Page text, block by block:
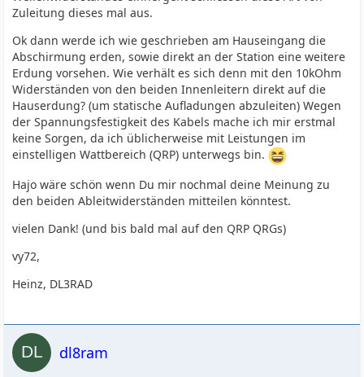
Zuleitung dieses mal aus.
Ok dann werde ich wie geschrieben am Hauseingang die
Abschirmung erden, sowie direkt an der Station eine weitere
Erdung vorsehen. Wie verhält es sich denn mit den 10kOhm
Widerständen von den beiden Innenleitern direkt auf die
Hauserdung? (um statische Aufladungen abzuleiten) Wegen
der Spannungsfestigkeit des Kabels mache ich mir erstmal
keine Sorgen, da ich üblicherweise mit Leistungen im
einstelligen Wattbereich (QRP) unterwegs bin.
Hajo wäre schön wenn Du mir nochmal deine Meinung zu
den beiden Ableitwiderständen mitteilen könntest.
vielen Dank! (und bis bald mal auf den QRP QRGs)
vy72,
Heinz, DL3RAD
dl8ram